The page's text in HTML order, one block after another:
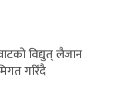
विद्युत् लैजान
गरिँदै